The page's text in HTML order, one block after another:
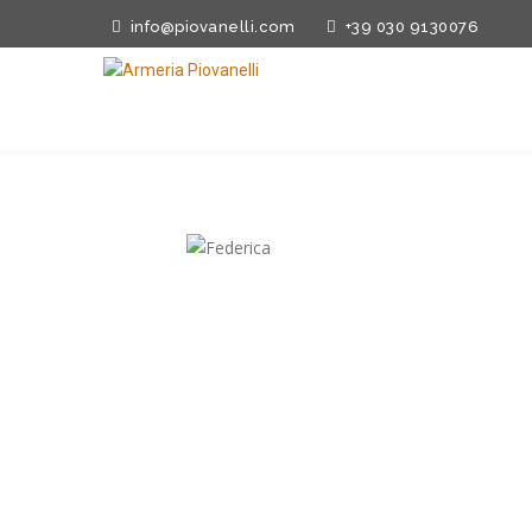
info@piovanelli.com +39 030 9130076